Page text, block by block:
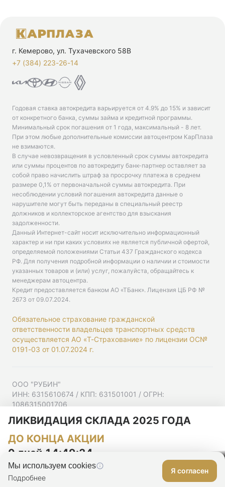
г. Кемерово, ул. Тухачевского 58В
+7 (384) 223-26-14‬
Годовая ставка автокредита варьируется от 4.9% до 15% и зависит
от конкретного банка, суммы займа и кредитной программы.
Минимальный срок погашения от 1 года, максимальный - 8 лет.
При этом любые дополнительные комиссии автоцентром КарПлаза
не взимаются.
В случае невозвращения в условленный срок суммы автокредита
или суммы процентов по автокредиту банк-партнер оставляет за
собой право начислить штраф за просрочку платежа в среднем
размере 0,1% от первоначальной суммы автокредита. При
несоблюдении условий погашения автокредита данные о
нарушителе могут быть переданы в специальный реестр
должников и коллекторское агентство для взыскания
задолженности.
Данный Интернет-сайт носит исключительно информационный
характер и ни при каких условиях не является публичной офертой,
определяемой положениями Статьи 437 Гражданского кодекса
РФ. Для получения подробной информации о наличии и стоимости
указанных товаров и (или) услуг, пожалуйста, обращайтесь к
менеджерам автоцентра.
Кредит предоставляется банком АО «ТБанк». Лицензия ЦБ РФ №
2673 от 09.07.2024.
Обязательное страхование гражданской
ответственности владельцев транспортных средств
осуществляется АО «Т-Страхование» по лицензии ОС№
0191-03 от 01.07.2024 г.
ООО "РУБИН"
ИНН: 6315610674 / КПП: 631501001 / ОГРН:
1086315001706
Ульяновская ул, д. 52/55, помещ. 9-18
Согласие на рекламную рассылку
Политика конфиденциальности
Мы используем cookies
Подробнее
Я согласен
ЛИКВИДАЦИЯ СКЛАДА 2025 ГОДА
ДО КОНЦА АКЦИИ
0 дней 14:49:23
Оставить заявку